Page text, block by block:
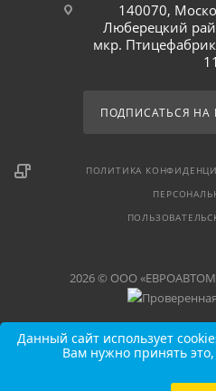
140070,
Люберецкий
мкр.
ПОДПИСАТЬСЯ НА
ПОЛИТИКА
2026 © ООО
Данный сайт использует
Вам нужно принять